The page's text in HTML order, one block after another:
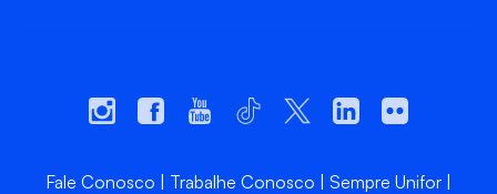
Fale Conosco Trabalhe Conosco
Sempre Unifor